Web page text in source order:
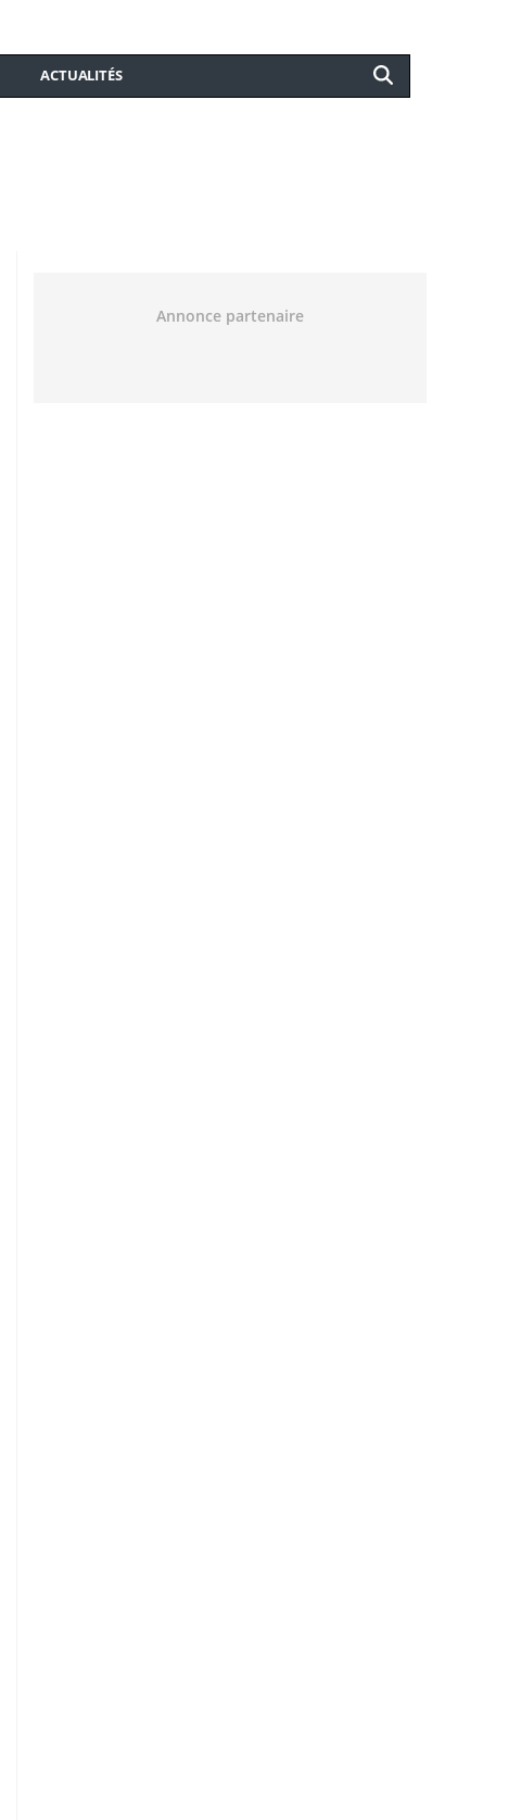
ACTUALITÉS
Annonce partenaire